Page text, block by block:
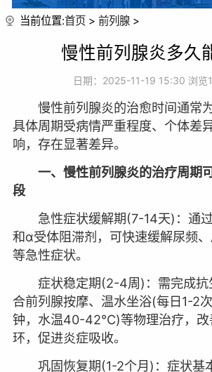
当前位置:首页 > 前列腺 >
慢性前列腺炎多久
日期：2025-11-19 15:30 浏览
慢性前列腺炎的治愈时间通常
具体周期受病情严重程度、个体差
响，存在显著差异。
一、慢性前列腺炎的治疗周期
段
急性症状缓解期(7-14天)：通过
和α受体阻滞剂，可快速缓解尿频
等急性症状。
症状稳定期(2-4周)：需完成抗
合前列腺按摩、温水坐浴(每日1-2
钟，水温40-42℃)等物理治疗，改
环，促进炎症吸收。
巩固恢复期(1-2个月)：症状基